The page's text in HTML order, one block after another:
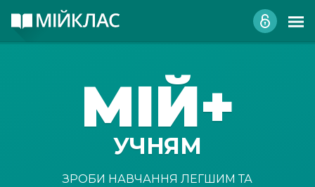
МІЙ+
УЧНЯМ
ЗРОБИ НАВЧАННЯ ЛЕГШИМ ТА